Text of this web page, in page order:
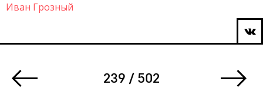
Иван Грозный
239 / 502